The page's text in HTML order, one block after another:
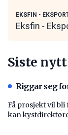
EKSFIN -
Eksfin -
Siste nytt
Riggar seg
Få prosjekt vil
kan